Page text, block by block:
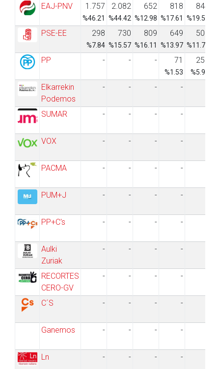
EAJ-PNV 1.757
%46.21
2.082
%44.42
652
%12.98
818
%17.61
844
%19.58
PSE-EE 298
%7.84
730
%15.57
809
%16.11
649
%13.97
506
%11.74
PP - - - 71
%1.53
255
%5.92
Elkarrekin
Podemos
- - - -
SUMAR - - - -
VOX - - - -
PACMA - - - -
PUM+J - - - -
PP+C's - - - -
Aulki
Zuriak
- - - -
RECORTES
CERO-GV
- - - -
C´S - - - -
Ganemos - - - -
Ln - - - -